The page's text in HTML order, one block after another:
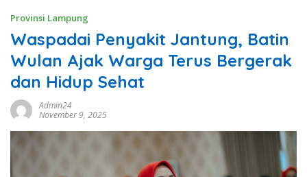
Provinsi Lampung
Waspadai Penyakit Jantung, Batin
Wulan Ajak Warga Terus Bergerak
dan Hidup Sehat
Admin24
November 9, 2025